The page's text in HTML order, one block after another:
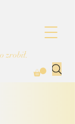
zrobił.